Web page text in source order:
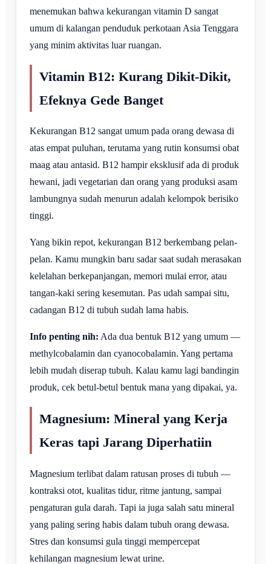
menemukan bahwa kekurangan vitamin D sangat
umum di kalangan penduduk perkotaan Asia Tenggara
yang minim aktivitas luar ruangan.
Vitamin B12: Kurang Dikit-Dikit,
Efeknya Gede Banget
Kekurangan B12 sangat umum pada orang dewasa di
atas empat puluhan, terutama yang rutin konsumsi obat
maag atau antasid. B12 hampir eksklusif ada di produk
hewani, jadi vegetarian dan orang yang produksi asam
lambungnya sudah menurun adalah kelompok berisiko
tinggi.
Yang bikin repot, kekurangan B12 berkembang pelan-
pelan. Kamu mungkin baru sadar saat sudah merasakan
kelelahan berkepanjangan, memori mulai error, atau
tangan-kaki sering kesemutan. Pas udah sampai situ,
cadangan B12 di tubuh sudah lama habis.
Info penting nih: Ada dua bentuk B12 yang umum —
methylcobalamin dan cyanocobalamin. Yang pertama
lebih mudah diserap tubuh. Kalau kamu lagi bandingin
produk, cek betul-betul bentuk mana yang dipakai, ya.
Magnesium: Mineral yang Kerja
Keras tapi Jarang Diperhatiin
Magnesium terlibat dalam ratusan proses di tubuh —
kontraksi otot, kualitas tidur, ritme jantung, sampai
pengaturan gula darah. Tapi ia juga salah satu mineral
yang paling sering habis dalam tubuh orang dewasa.
Stres dan konsumsi gula tinggi mempercepat
kehilangan magnesium lewat urine.